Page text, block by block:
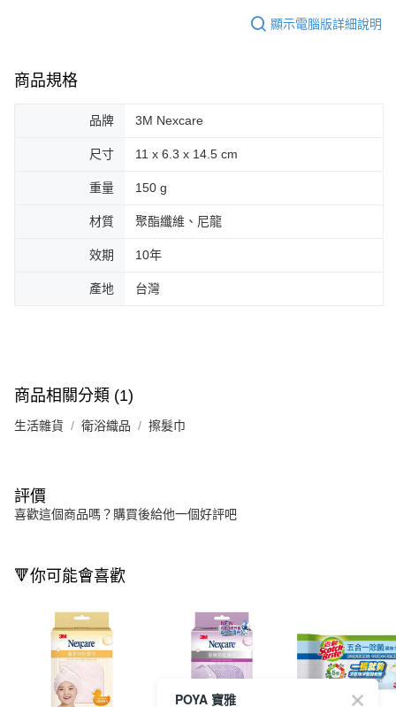
顯示電腦版詳細說明
商品規格
品牌 3M Nexcare
尺寸 11 x 6.3 x 14.5 cm
重量 150 g
材質 聚酯纖維、尼龍
效期 10年
產地 台灣
商品相關分類 (1)
生活雜貨 衛浴織品 擦髮巾
評價
喜歡這個商品嗎？購買後給他一個好評吧
🔻你可能會喜歡
POYA 寶雅